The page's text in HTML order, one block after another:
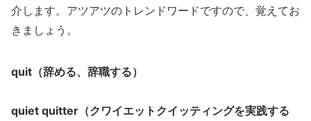
介します。アツアツのトレンドワードですので、覚えてお
きましょう。
quit（辞める、辞職する）
quiet quitter（クワイエットクイッティングを実践する